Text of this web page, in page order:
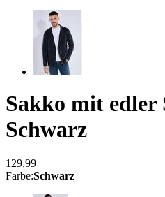
Sakko mit
Schwarz
129,99
Farbe:Schwarz